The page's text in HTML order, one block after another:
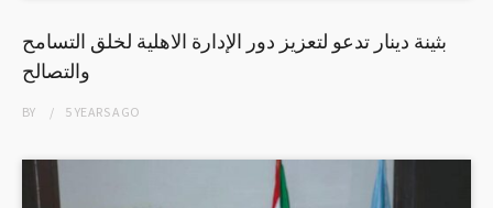
بثينة دينار تدعو لتعزيز دور الإدارة الاهلية لخلق التسامح
والتصالح
BY 5 YEARSAGO